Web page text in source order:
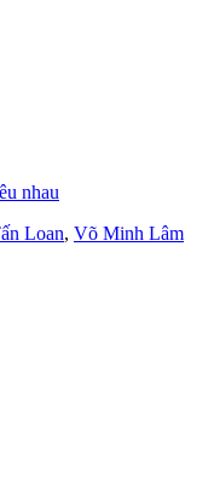
nhau
Loan, Võ Minh Lâm